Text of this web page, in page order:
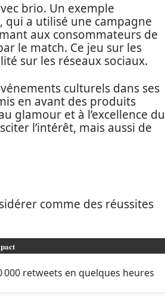
brio. Un exemple
, qui a utilisé une campagne
aux consommateurs de
le match. Ce jeu sur les
sur les réseaux sociaux.
culturels dans ses
en avant des produits
glamour et à l’excellence du
l’intérêt, mais aussi de
comme des réussites
000 retweets en quelques heures